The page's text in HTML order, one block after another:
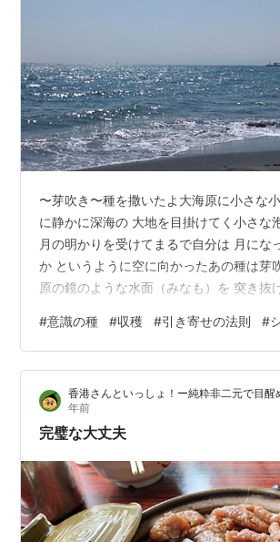
〜芽吹き〜種を撒いたよ大海原に小さな
に静かに深海の 大地を目掛けてく小さな
月の明かりを受けてまるで自分は 月にな
か というように空に向かったあの種は芽
原の鏡のような水面（みなも）を 突き抜
も 行きたい所まで行くのだろう 大海原に
ボ〜ン おはようございます。詩子です。
年と少し経ちまして、振り返ってみると
な、変化がありました。変化というか 一
の大掃除から アルバム整理…そんな感じ
と思い立ち、ブログの方向…
#意識の種 #収穫 #引き寄せの法則 #
香港さんといっしょ！ー純粋非二元で目醒
年前
完璧な大丈夫